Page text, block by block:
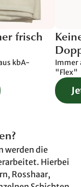
frisch
kbA-
Immer
"Flex"
werden die
Hierbei
Rosshaar,